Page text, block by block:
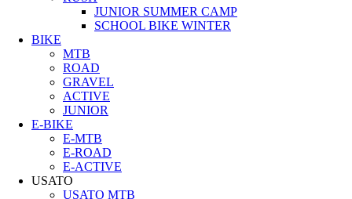
JUNIOR SUMMER CAMP
SCHOOL BIKE WINTER
BIKE
MTB
ROAD
GRAVEL
ACTIVE
JUNIOR
E-BIKE
E-MTB
E-ROAD
E-ACTIVE
USATO
USATO MTB